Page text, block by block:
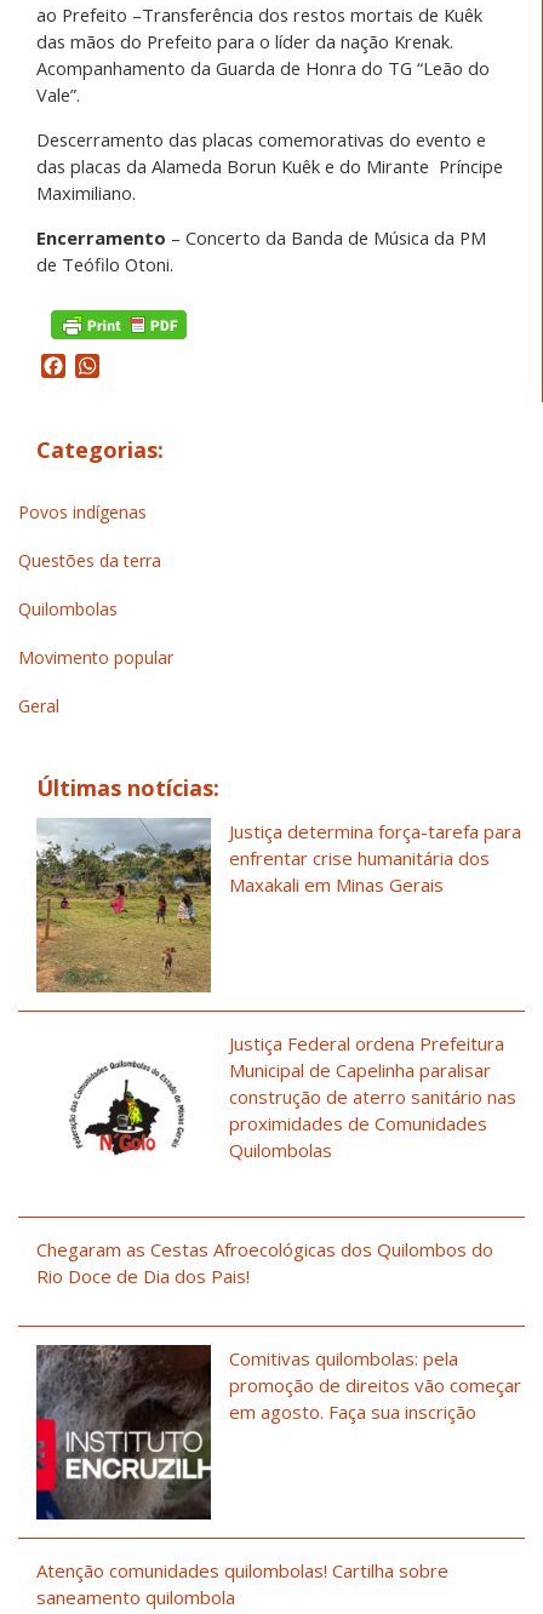
ao Prefeito –Transferência dos restos mortais de Kuêk
das mãos do Prefeito para o líder da nação Krenak.
Acompanhamento da Guarda de Honra do TG “Leão do
Vale”.
Descerramento das placas comemorativas do evento e
das placas da Alameda Borun Kuêk e do Mirante Príncipe
Maximiliano.
Encerramento – Concerto da Banda de Música da PM
de Teófilo Otoni.
Facebook
Categorias:
Povos indígenas
Questões da terra
Quilombolas
Movimento popular
Geral
Últimas notícias:
Justiça determina força-tarefa para
enfrentar crise humanitária dos
Maxakali em Minas Gerais
Justiça Federal ordena Prefeitura
Municipal de Capelinha paralisar
construção de aterro sanitário nas
proximidades de Comunidades
Quilombolas
Chegaram as Cestas Afroecológicas dos Quilombos do
Rio Doce de Dia dos Pais!
Comitivas quilombolas: pela
promoção de direitos vão começar
em agosto. Faça sua inscrição
Atenção comunidades quilombolas! Cartilha sobre
saneamento quilombola